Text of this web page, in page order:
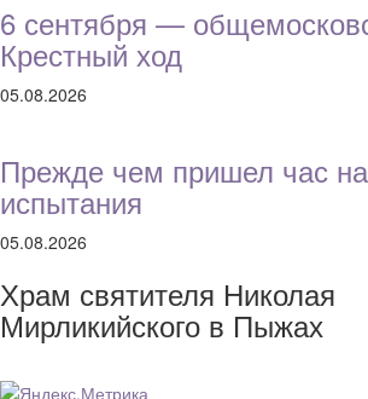
6 сентября —
Крестный ход
05.08.2026
Прежде чем пришел час
испытания
05.08.2026
Храм святителя Николая
Мирликийского в Пыжах